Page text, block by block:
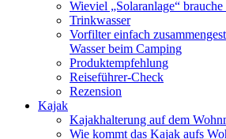
Wieviel „Solaranlage“
Trinkwasser
Vorfilter einfach
Wasser beim Camping
Produktempfehlung
Reiseführer-Check
Rezension
Kajak
Kajakhalterung auf dem
Wie kommt das Kajak aufs